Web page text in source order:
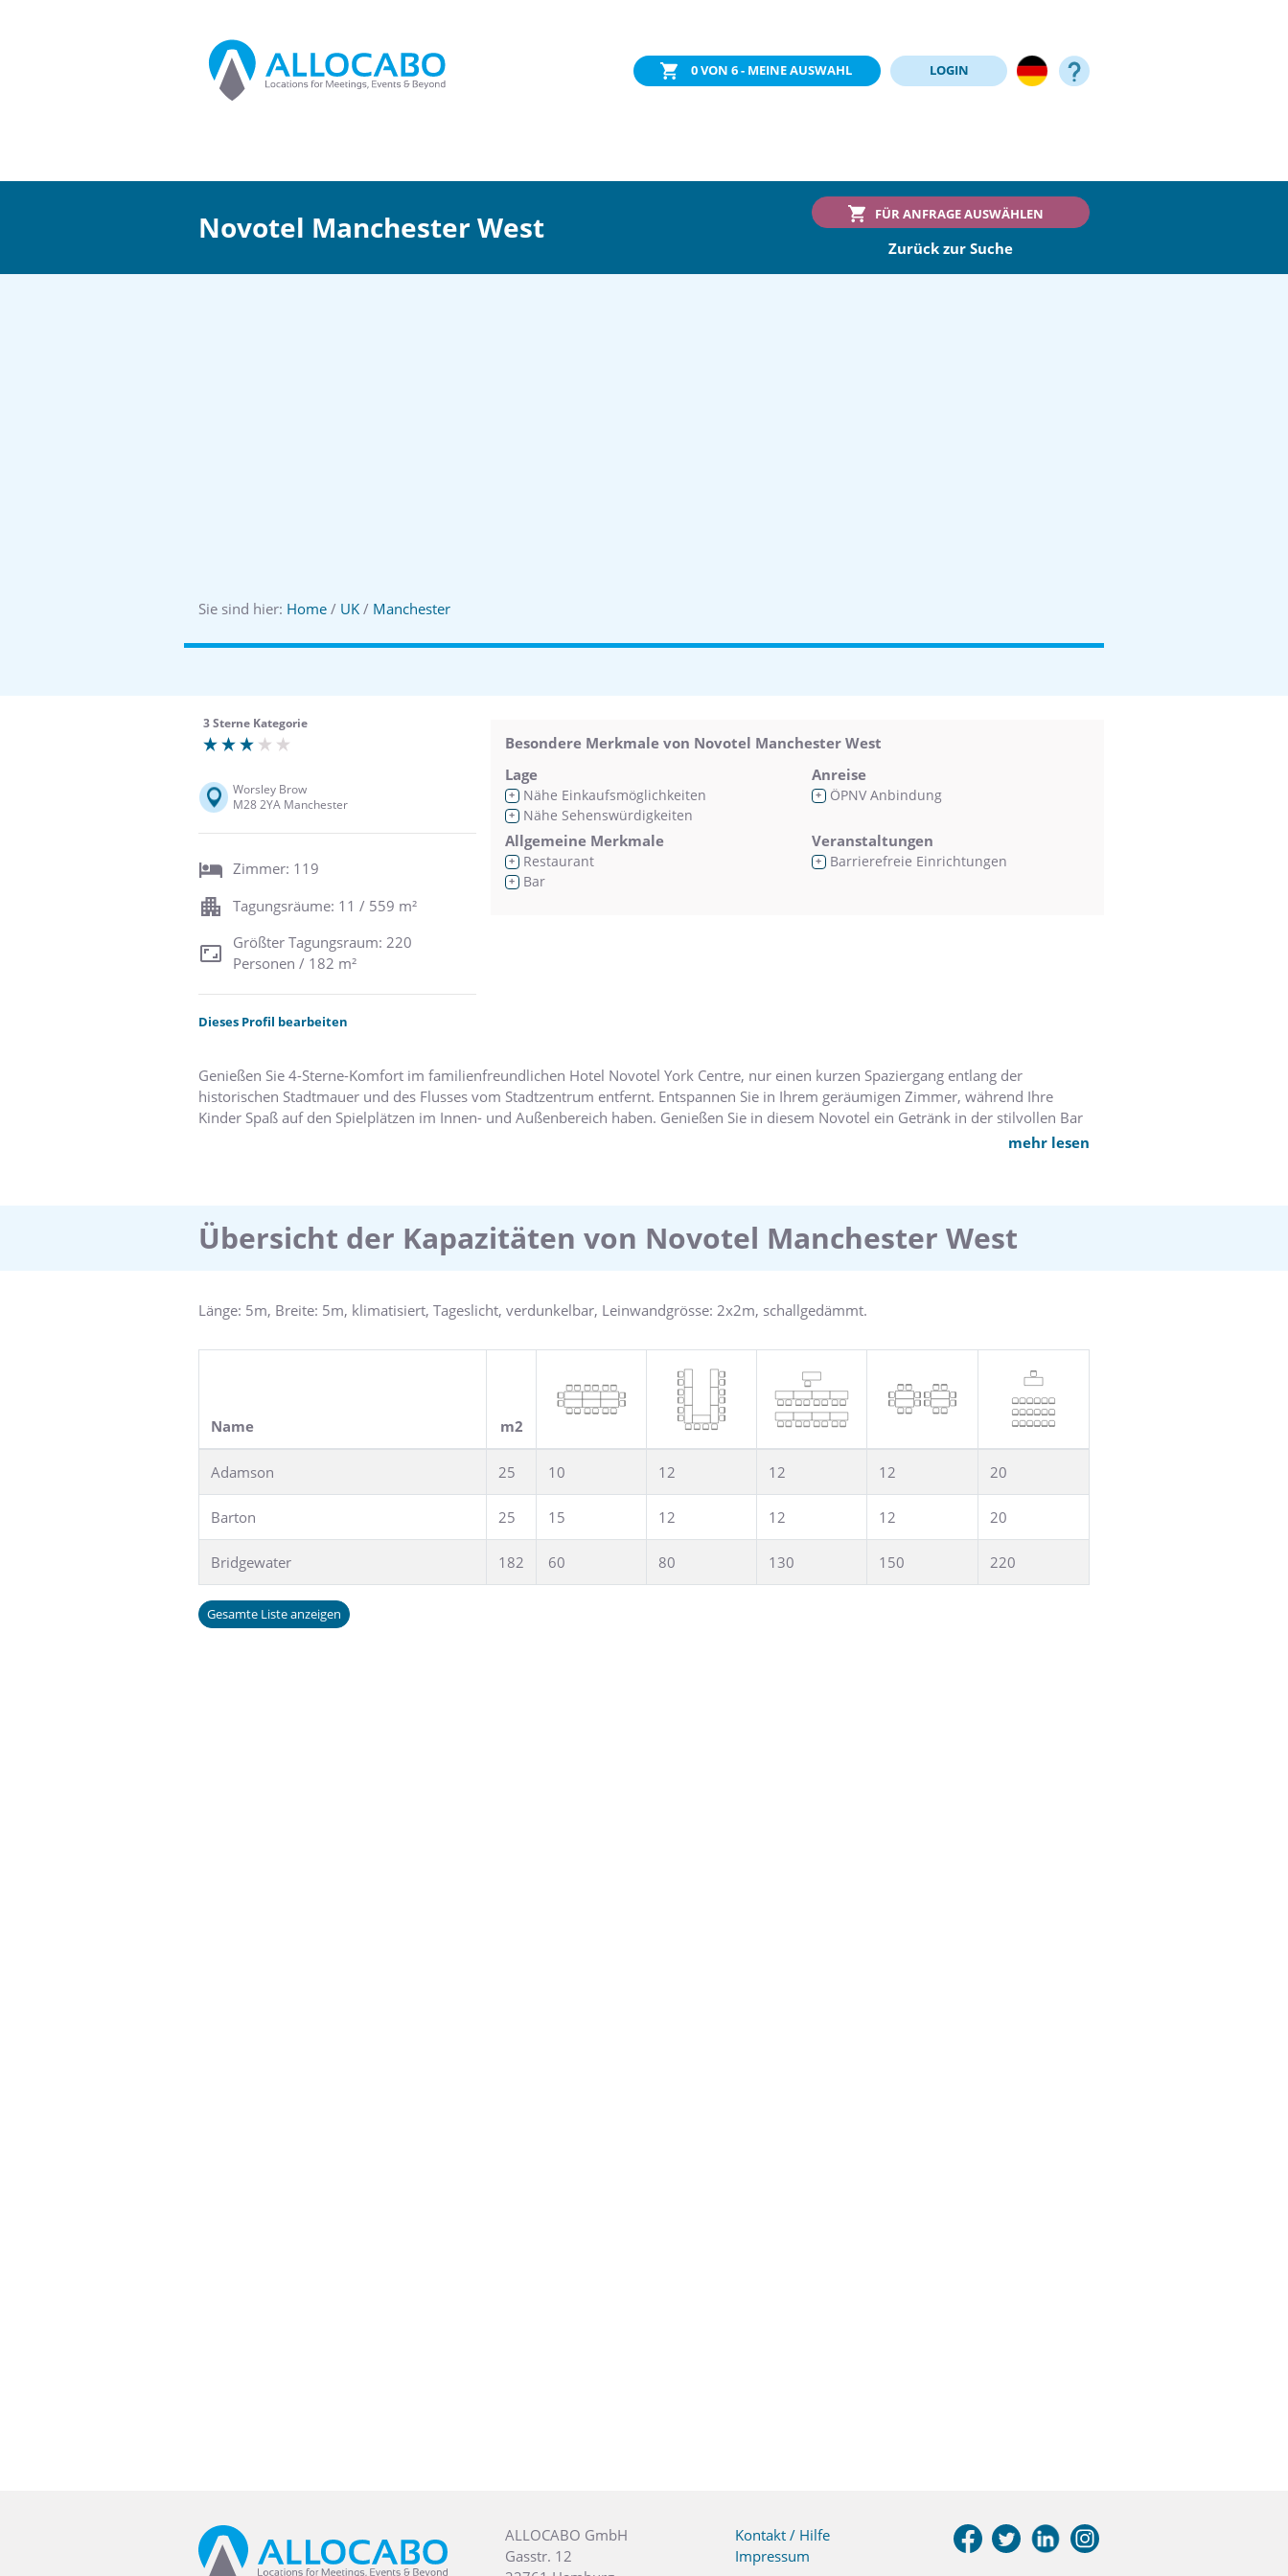
0VON 6 - MEINE AUSWAHL LOGIN
Novotel Manchester West FÜR ANFRAGE AUSWÄHLEN
Zurück zur Suche
Sie sind hier: Home / UK / Manchester
3 Sterne Kategorie
Worsley Brow
M28 2YA Manchester
Zimmer: 119
Tagungsräume: 11 / 559 m²
Größter Tagungsraum: 220
Personen / 182 m²
Dieses Profil bearbeiten
Besondere Merkmale von Novotel Manchester West
Lage
+ Nähe Einkaufsmöglichkeiten
+ Nähe Sehenswürdigkeiten
Anreise
+ ÖPNV Anbindung
Allgemeine Merkmale
+ Restaurant
+ Bar
Veranstaltungen
+ Barrierefreie Einrichtungen
Genießen Sie 4-Sterne-Komfort im familienfreundlichen Hotel Novotel York Centre, nur einen kurzen Spaziergang entlang der
historischen Stadtmauer und des Flusses vom Stadtzentrum entfernt. Entspannen Sie in Ihrem geräumigen Zimmer, während Ihre
Kinder Spaß auf den Spielplätzen im Innen- und Außenbereich haben. Genießen Sie in diesem Novotel ein Getränk in der stilvollen Bar
mehr lesen
Übersicht der Kapazitäten von Novotel Manchester West
Länge: 5m, Breite: 5m, klimatisiert, Tageslicht, verdunkelbar, Leinwandgrösse: 2x2m, schallgedämmt.
Name m2
Adamson 25 10 12 12 12 20
Barton 25 15 12 12 12 20
Bridgewater 182 60 80 130 150 220
Gesamte Liste anzeigen
ALLOCABO GmbH
Gasstr. 12
Kontakt / Hilfe
Impressum